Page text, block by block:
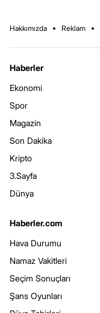
Hakkımızda Reklam
Haberler
Ekonomi
Spor
Magazin
Son Dakika
Kripto
3.Sayfa
Dünya
Haberler.com
Hava Durumu
Namaz Vakitleri
Seçim Sonuçları
Şans Oyunları